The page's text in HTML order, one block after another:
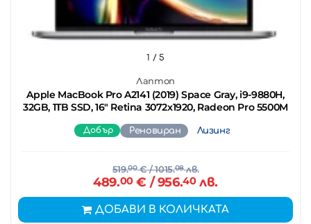
Лаптоп
Apple MacBook Pro A2141 (2019) Space Gray, i9-9880H,
32GB, 1TB SSD, 16" Retina 3072x1920, Radeon Pro 5500M
1 / 5
Добър Реновиран Лизинг
519.00€/ 1015.08лв.
489.00€ / 956.40лв.
ДОБАВИ В КОЛИЧКАТА